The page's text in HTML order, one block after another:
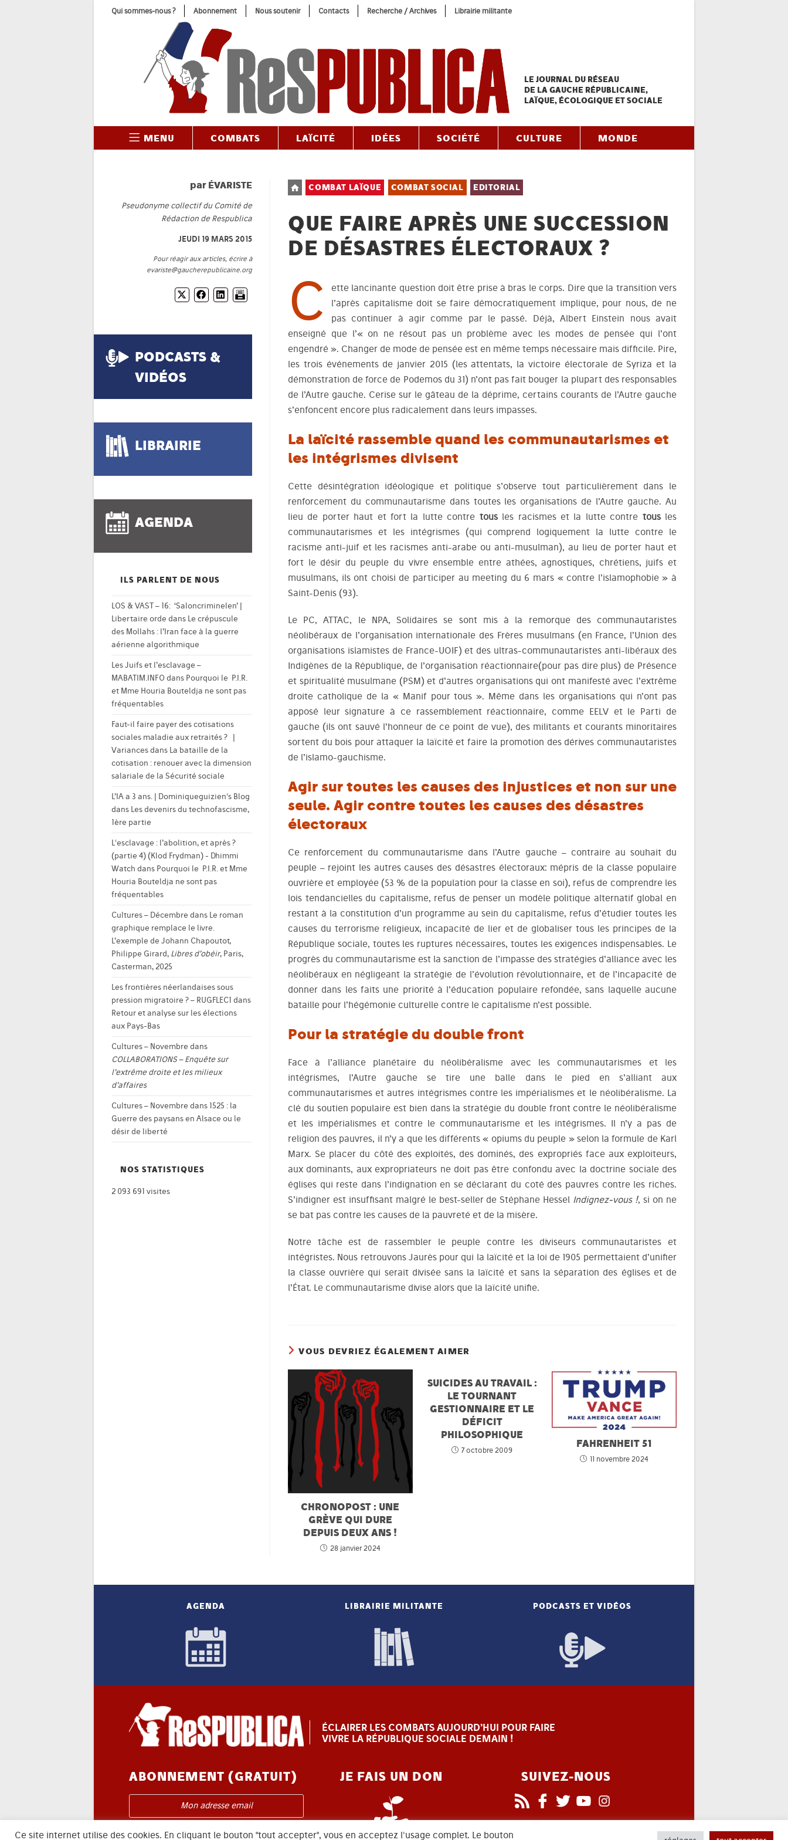
Qui sommes-nous ? Abonnement Nous soutenir Contacts Recherche / Archives Librairie militante
LE JOURNAL DU RÉSEAU
DE LA GAUCHE RÉPUBLICAINE,
LAÏQUE, ÉCOLOGIQUE ET SOCIALE
MENU COMBATS LAÏCITÉ IDÉES SOCIÉTÉ CULTURE MONDE
Post
category:
COMBAT LAÏQUE COMBAT SOCIAL EDITORIAL
QUE FAIRE APRÈS UNE SUCCESSION
DE DÉSASTRES ÉLECTORAUX ?
C
ette lancinante question doit être prise à bras le corps. Dire que la transition vers
l’après capitalisme doit se faire démocratiquement implique, pour nous, de ne
pas continuer à agir comme par le passé. Déjà, Albert Einstein nous avait
enseigné que l’« on ne résout pas un problème avec les modes de pensée qui l’ont
engendré ». Changer de mode de pensée est en même temps nécessaire mais difficile. Pire,
les trois événements de janvier 2015 (les attentats, la victoire électorale de Syriza et la
démonstration de force de Podemos du 31) n’ont pas fait bouger la plupart des responsables
de l’Autre gauche. Cerise sur le gâteau de la déprime, certains courants de l’Autre gauche
s’enfoncent encore plus radicalement dans leurs impasses.
La laïcité rassemble quand les communautarismes et
les intégrismes divisent
Cette désintégration idéologique et politique s’observe tout particulièrement dans le
renforcement du communautarisme dans toutes les organisations de l’Autre gauche. Au
lieu de porter haut et fort la lutte contre tousles racismes et la lutte contre tousles
communautarismes et les intégrismes (qui comprend logiquement la lutte contre le
racisme anti-juif et les racismes anti-arabe ou anti-musulman), au lieu de porter haut et
fort le désir du peuple du vivre ensemble entre athées, agnostiques, chrétiens, juifs et
musulmans, ils ont choisi de participer au meeting du 6 mars « contre l’islamophobie » à
Saint-Denis (93).
Le PC, ATTAC, le NPA, Solidaires se sont mis à la remorque des communautaristes
néolibéraux de l’organisation internationale des Frères musulmans (en France, l’Union des
organisations islamistes de France-UOIF) et des ultras-communautaristes anti-libéraux des
Indigènes de la République, de l’organisation réactionnaire(pour pas dire plus) de Présence
et spiritualité musulmane (PSM) et d’autres organisations qui ont manifesté avec l’extrême
droite catholique de la « Manif pour tous ». Même dans les organisations qui n’ont pas
apposé leur signature à ce rassemblement réactionnaire, comme EELV et le Parti de
gauche (ils ont sauvé l’honneur de ce point de vue), des militants et courants minoritaires
sortent du bois pour attaquer la laïcité et faire la promotion des dérives communautaristes
de l’islamo-gauchisme.
Agir sur toutes les causes des injustices et non sur une
seule. Agir contre toutes les causes des désastres
électoraux
Ce renforcement du communautarisme dans l’Autre gauche – contraire au souhait du
peuple – rejoint les autres causes des désastres électoraux: mépris de la classe populaire
ouvrière et employée (53 % de la population pour la classe en soi), refus de comprendre les
lois tendancielles du capitalisme, refus de penser un modèle politique alternatif global en
restant à la constitution d’un programme au sein du capitalisme, refus d’étudier toutes les
causes du terrorisme religieux, incapacité de lier et de globaliser tous les principes de la
République sociale, toutes les ruptures nécessaires, toutes les exigences indispensables. Le
progrès du communautarisme est la sanction de l’impasse des stratégies d’alliance avec les
néolibéraux en négligeant la stratégie de l’évolution révolutionnaire, et de l’incapacité de
donner dans les faits une priorité à l’éducation populaire refondée, sans laquelle aucune
bataille pour l’hégémonie culturelle contre le capitalisme n’est possible.
Pour la stratégie du double front
Face à l’alliance planétaire du néolibéralisme avec les communautarismes et les
intégrismes, l’Autre gauche se tire une balle dans le pied en s’alliant aux
communautarismes et autres intégrismes contre les impérialismes et le néolibéralisme. La
clé du soutien populaire est bien dans la stratégie du double front contre le néolibéralisme
et les impérialismes et contre le communautarisme et les intégrismes. Il n’y a pas de
religion des pauvres, il n’y a que les différents « opiums du peuple » selon la formule de Karl
Marx. Se placer du côté des exploités, des dominés, des expropriés face aux exploiteurs,
aux dominants, aux expropriateurs ne doit pas être confondu avec la doctrine sociale des
églises qui reste dans l’indignation en se déclarant du coté des pauvres contre les riches.
S’indigner est insuffisant malgré le best-seller de Stéphane Hessel Indignez-vous !, si on ne
se bat pas contre les causes de la pauvreté et de la misère.
Notre tâche est de rassembler le peuple contre les diviseurs communautaristes et
intégristes. Nous retrouvons Jaurès pour qui la laïcité et la loi de 1905 permettaient d’unifier
la classe ouvrière qui serait divisée sans la laïcité et sans la séparation des églises et de
l’État. Le communautarisme divise alors que la laïcité unifie.
VOUS DEVRIEZ ÉGALEMENT AIMER
CHRONOPOST : UNE
GRÈVE QUI DURE
DEPUIS DEUX ANS !
28 janvier 2024
SUICIDES AU TRAVAIL :
LE TOURNANT
GESTIONNAIRE ET LE
DÉFICIT
PHILOSOPHIQUE
7 octobre 2009
FAHRENHEIT 51
11 novembre 2024
par ÉVARISTE
Pseudonyme collectif du Comité de
Rédaction de Respublica
JEUDI 19 MARS 2015
Pour réagir aux articles, écrire à
evariste@gaucherepublicaine.org
PODCASTS &
VIDÉOS
LIBRAIRIE
AGENDA
ILS PARLENT DE NOUS
LOS & VAST – 16: ‘Saloncriminelen’ |
Libertaire orde dans Le crépuscule
des Mollahs : l’Iran face à la guerre
aérienne algorithmique
Les Juifs et l’esclavage –
MABATIM.INFO dans Pourquoi le P.I.R.
et Mme Houria Bouteldja ne sont pas
fréquentables
Faut-il faire payer des cotisations
sociales maladie aux retraités ? |
Variancesdans La bataille de la
cotisation : renouer avec la dimension
salariale de la Sécurité sociale
L’IA a 3 ans. | Dominiqueguizien's Blog
dans Les devenirs du technofascisme,
1ère partie
L'esclavage : l’abolition, et après ?
(partie 4) (Klod Frydman) - Dhimmi
Watch dans Pourquoi le P.I.R. et Mme
Houria Bouteldja ne sont pas
fréquentables
Cultures – Décembre dans Le roman
graphique remplace le livre.
L’exemple de Johann Chapoutot,
Philippe Girard, Libres d’obéir, Paris,
Casterman, 2025
Les frontières néerlandaises sous
pression migratoire ? – RUGFLEC1 dans
Retour et analyse sur les élections
aux Pays-Bas
Cultures – Novembre dans
COLLABORATIONS – Enquête sur
l’extrême droite et les milieux
d’affaires
Cultures – Novembre dans 1525 : la
Guerre des paysans en Alsace ou le
désir de liberté
NOS STATISTIQUES
2 093 691 visites
AGENDA LIBRAIRIE MILITANTE PODCASTS ET VIDÉOS
ÉCLAIRER LES COMBATS AUJOURD’HUI POUR FAIRE
VIVRE LA RÉPUBLIQUE SOCIALE DEMAIN !
ABONNEMENT (GRATUIT) JE FAIS UN DON SUIVEZ-NOUS
Ce site internet utilise des cookies. En cliquant le bouton "tout accepter", vous en acceptez l'usage complet. Le bouton